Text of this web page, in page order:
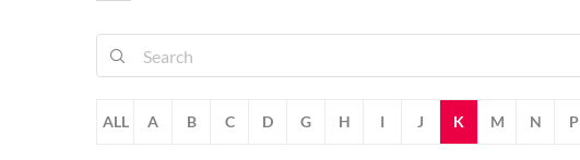
ALL A B C D G H I J K M N P